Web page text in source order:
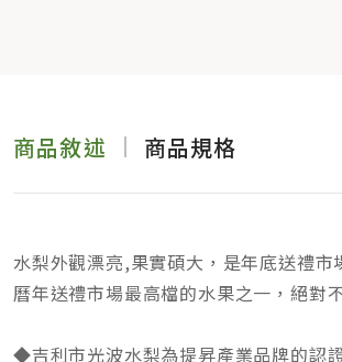
商品敘述 商品規格
水梨外觀漂亮,果實碩大，是年底送禮市
曆年送禮市場最高檔的水果之一，絕對
◆吉利市光波水梨為提昇產業品牌的認